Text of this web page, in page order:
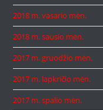
2018 m. vasario mėn.
2018 m. sausio mėn.
2017 m. gruodžio mėn.
2017 m. lapkričio mėn.
2017 m. spalio mėn.